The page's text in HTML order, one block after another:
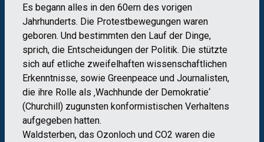
Es begann alles in den 60ern des vorigen
Jahrhunderts. Die Protestbewegungen waren
geboren. Und bestimmten den Lauf der Dinge,
sprich, die Entscheidungen der Politik. Die stützte
sich auf etliche zweifelhaften wissenschaftlichen
Erkenntnisse, sowie Greenpeace und Journalisten,
die ihre Rolle als ‚Wachhunde der Demokratie‘
(Churchill) zugunsten konformistischen Verhaltens
aufgegeben hatten.
Waldsterben, das Ozonloch und CO2 waren die